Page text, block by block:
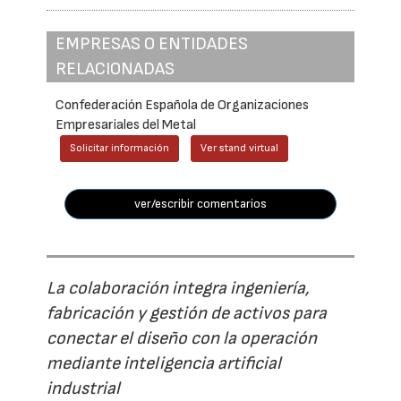
EMPRESAS O ENTIDADES
RELACIONADAS
Confederación Española de Organizaciones
Empresariales del Metal
Solicitar información Ver stand virtual
ver/escribir comentarios
La colaboración integra ingeniería,
fabricación y gestión de activos para
conectar el diseño con la operación
mediante inteligencia artificial
industrial